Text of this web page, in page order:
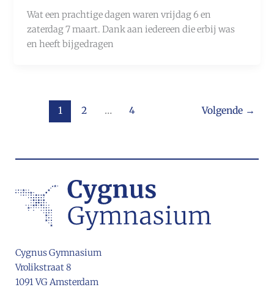
Wat een prachtige dagen waren vrijdag 6 en
zaterdag 7 maart. Dank aan iedereen die erbij was
en heeft bijgedragen
1 2 … 4 Volgende →
Cygnus Gymnasium
Vrolikstraat 8
1091 VG Amsterdam